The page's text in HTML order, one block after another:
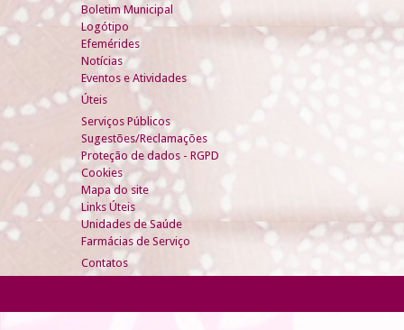
Boletim Municipal
Logótipo
Efemérides
Notícias
Eventos e Atividades
Úteis
Serviços Públicos
Sugestões/Reclamações
Proteção de dados - RGPD
Cookies
Mapa do site
Links Úteis
Unidades de Saúde
Farmácias de Serviço
Contatos